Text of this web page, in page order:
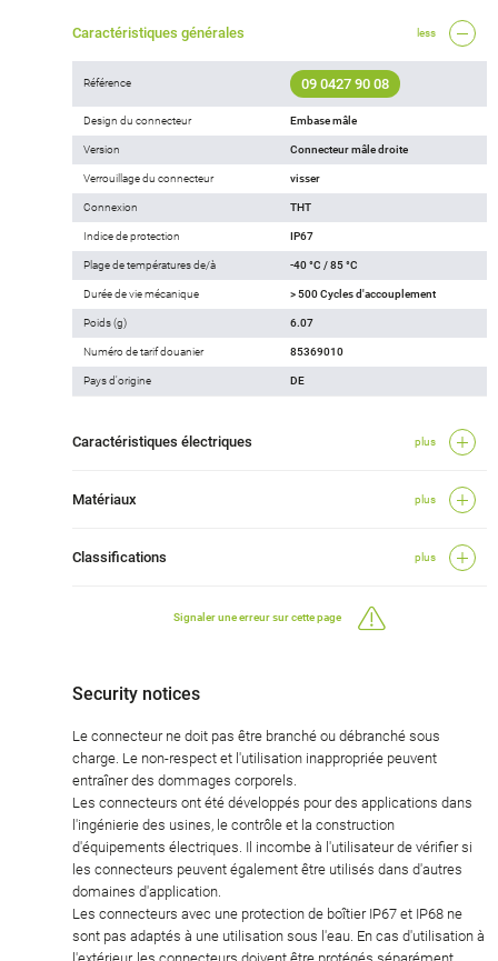
Caractéristiques générales less
Référence 09 0427 90 08
Design du connecteur Embase mâle
Version Connecteur mâle droite
Verrouillage du connecteur visser
Connexion THT
Indice de protection IP67
Plage de températures de/à -40 °C / 85 °C
Durée de vie mécanique > 500 Cycles d'accouplement
Poids (g) 6.07
Numéro de tarif douanier 85369010
Pays d'origine DE
Caractéristiques électriques plus
Matériaux plus
Classifications plus
Signaler une erreur sur cette page
Security notices
Le connecteur ne doit pas être branché ou débranché sous
charge. Le non-respect et l'utilisation inappropriée peuvent
entraîner des dommages corporels.
Les connecteurs ont été développés pour des applications dans
l'ingénierie des usines, le contrôle et la construction
d'équipements électriques. Il incombe à l'utilisateur de vérifier si
les connecteurs peuvent également être utilisés dans d'autres
domaines d'application.
Les connecteurs avec une protection de boîtier IP67 et IP68 ne
sont pas adaptés à une utilisation sous l'eau. En cas d'utilisation à